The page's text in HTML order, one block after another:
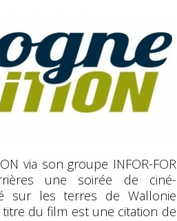
via son groupe INFOR-FOR
une soirée de ciné-
sur les terres de Wallonie
titre du film est une citation de